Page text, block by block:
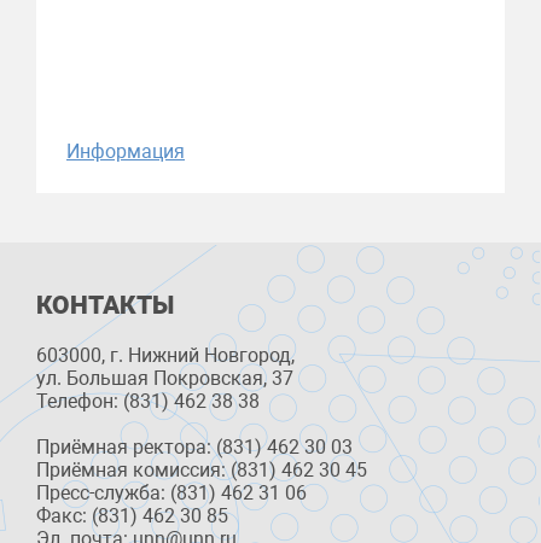
Информация
КОНТАКТЫ
603000, г. Нижний Новгород,
ул. Большая Покровская, 37
Телефон: (831) 462 38 38
Приёмная ректора: (831) 462 30 03
Приёмная комиссия: (831) 462 30 45
Пресс-служба: (831) 462 31 06
Факс: (831) 462 30 85